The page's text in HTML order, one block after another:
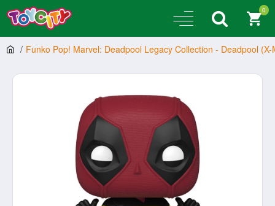
0
Funko Pop! Marvel: Deadpool Legacy Collection - Deadpool